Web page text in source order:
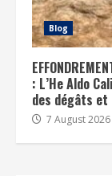
Blog
: L’He Aldo
des dégâts et
7 August 2026